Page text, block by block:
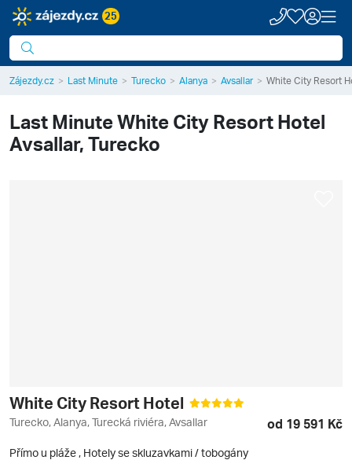
25
Zájezdy.cz Last Minute Turecko Alanya Avsallar White City Resort
Last MinuteWhite City Resort Hotel
Avsallar, Turecko
White City Resort Hotel
Turecko, Alanya, Turecká riviéra, Avsallar od 19 591 Kč
Přímo u pláže , Hotely se skluzavkami / tobogány